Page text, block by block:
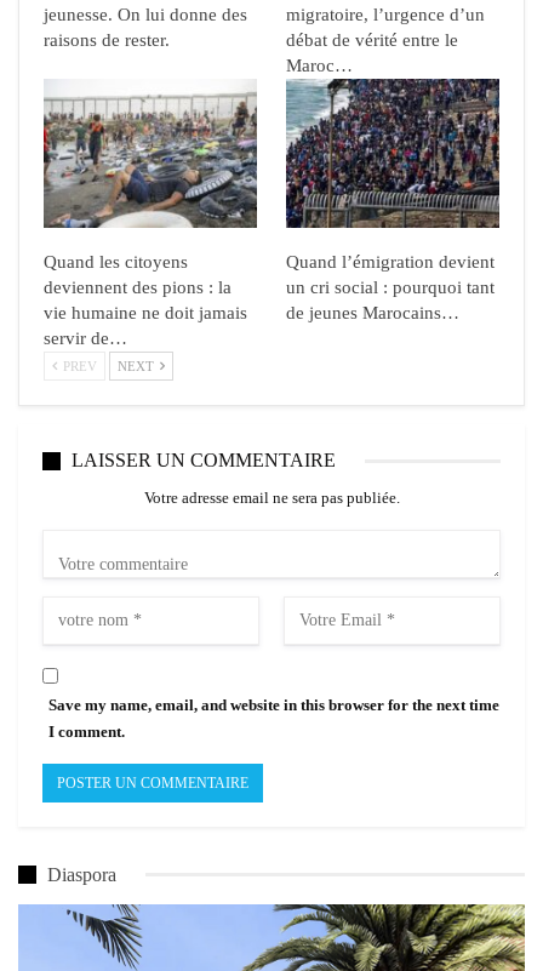
jeunesse. On lui donne des
raisons de rester.
migratoire, l’urgence d’un
débat de vérité entre le
Maroc…
Quand les citoyens
deviennent des pions : la
vie humaine ne doit jamais
servir de…
Quand l’émigration devient
un cri social : pourquoi tant
de jeunes Marocains…
PREV NEXT
LAISSER UN COMMENTAIRE
Votre adresse email ne sera pas publiée.
Save my name, email, and website in this browser for the next time
I comment.
Diaspora